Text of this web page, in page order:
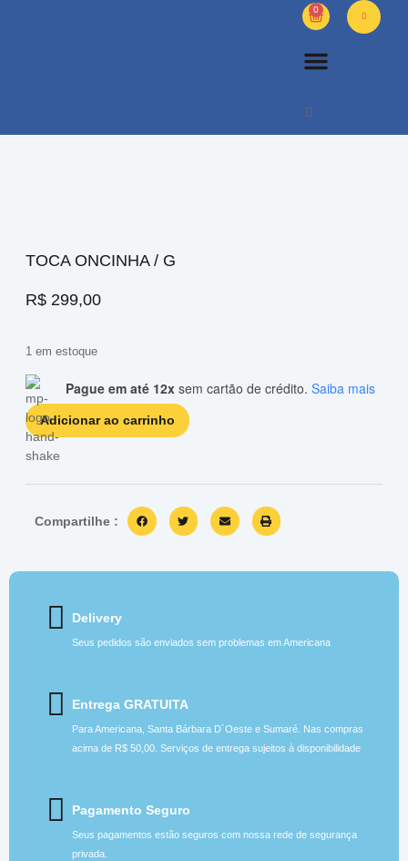
0
TOCA ONCINHA / G
R$ 299,00
1 em estoque
Pague em até 12x sem cartão de crédito. Saiba mais
Adicionar ao carrinho
Compartilhe :
Delivery
Seus pedidos são enviados sem problemas em Americana
Entrega GRATUITA
Para Americana, Santa Bárbara D´Oeste e Sumaré. Nas compras
acima de R$ 50,00. Serviços de entrega sujeitos à disponibilidade
Pagamento Seguro
Seus pagamentos estão seguros com nossa rede de segurança
privada.